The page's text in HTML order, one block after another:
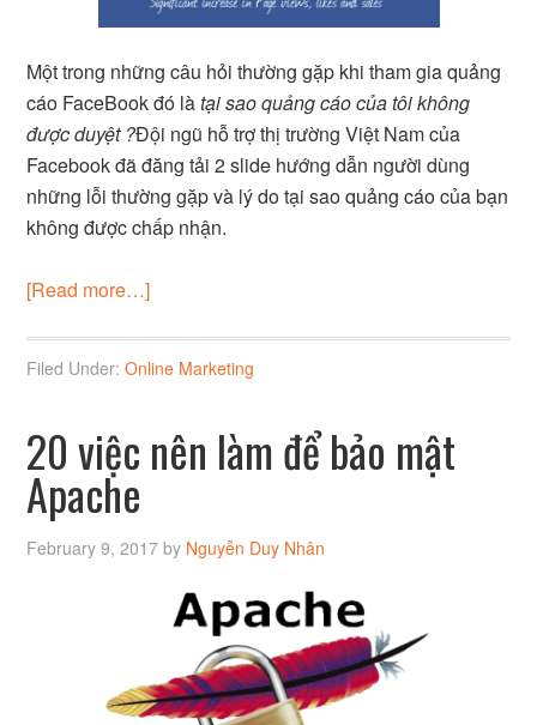
Một trong những câu hỏi thường gặp khi tham gia quảng
cáo FaceBook đó làtại sao quảng cáo của tôi không
được duyệt ?Đội ngũ hỗ trợ thị trường Việt Nam của
Facebook đã đăng tải 2 slide hướng dẫn người dùng
những lỗi thường gặp và lý do tại sao quảng cáo của bạn
không được chấp nhận.
[Read more…]
Filed Under:Online Marketing
20 việc nên làm để bảo mật
Apache
February 9, 2017 by Nguyễn Duy Nhân